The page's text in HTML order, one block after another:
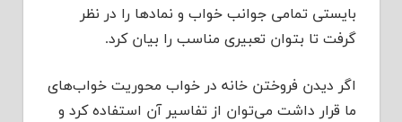
بایستی تمامی جوانب خواب و نمادها را در نظر
گرفت تا بتوان تعبیری مناسب را بیان کرد.
اگر دیدن فروختن خانه در خواب محوریت خواب‌های
ما قرار داشت می‌توان از تفاسیر آن استفاده کرد و